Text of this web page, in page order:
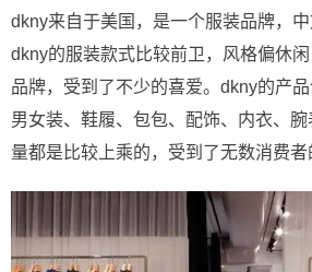
dkny来自于美国，是一个服装品牌，中
dkny的服装款式比较前卫，风格偏休
品牌，受到了不少的喜爱。dkny的产
男女装、鞋履、包包、配饰、内衣、
量都是比较上乘的，受到了无数消费者